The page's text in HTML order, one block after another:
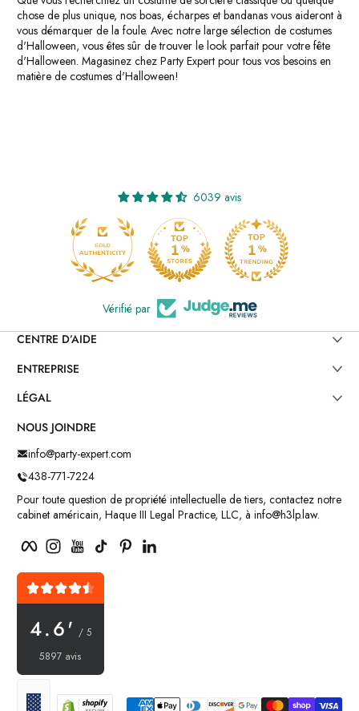
chose de plus unique, nos boas, écharpes et bandanas vous aideront à
vous démarquer de la foule. Avec notre large sélection de costumes
d'Halloween, vous êtes sûr de trouver le look parfait pour votre fête
d'Halloween. Magasinez chez Party Expert pour tous vos besoins en
matière de costumes d'Halloween!
6039 avis
Vérifié par
CENTRE D’AIDE
ENTREPRISE
LÉGAL
NOUS JOINDRE
info@party-expert.com
438-771-7224
Pour toute question de propriété intellectuelle de tiers, contactez notre
cabinet américain, Haque III Legal Practice, LLC, à info@h3lp.law.
FacebookInstagramYouTubeTikTok Pinterest
4.6' / 5
5897 avis
Méthodes de paiement